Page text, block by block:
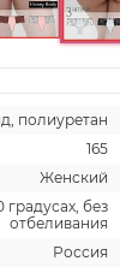
полиуретан
165
Женский
без
отбеливания
Россия